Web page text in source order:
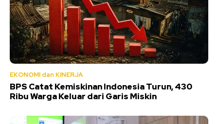
EKONOMI dan KINERJA
BPS Catat Kemiskinan Indonesia Turun, 430
Ribu Warga Keluar dari Garis Miskin